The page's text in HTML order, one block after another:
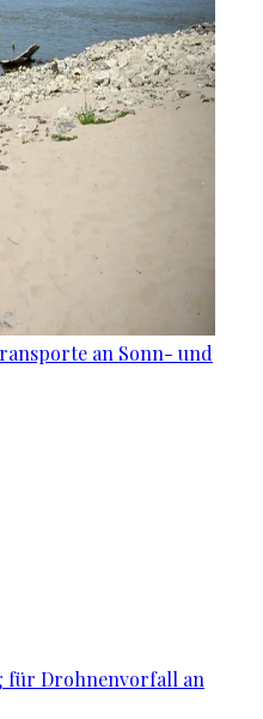
an Sonn- und
für Drohnenvorfall an